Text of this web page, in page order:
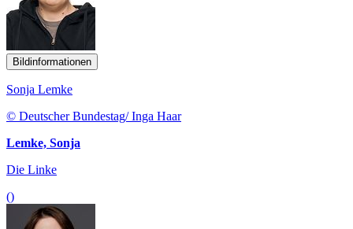
Bildinformationen
Sonja Lemke
© Deutscher Bundestag/ Inga Haar
Lemke, Sonja
Die Linke
()